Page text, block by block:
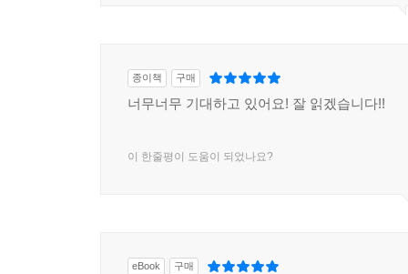
종이책 구매
너무너무 기대하고 있어요! 잘 읽겠습니다!!
이 한줄평이 도움이 되었나요?
eBook 구매